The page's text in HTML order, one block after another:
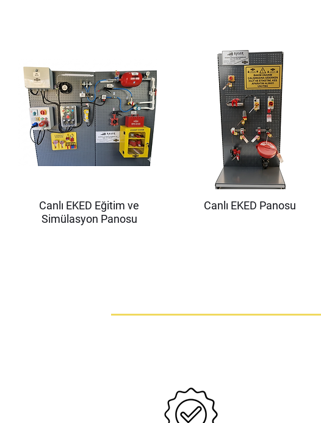
Canlı EKED Eğitim ve
Simülasyon Panosu
Canlı EKED Panosu
KLEVER EcoXChange20
Kleen™ XChange Geniş Ağızlı